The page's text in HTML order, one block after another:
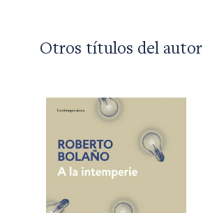
Otros títulos del autor